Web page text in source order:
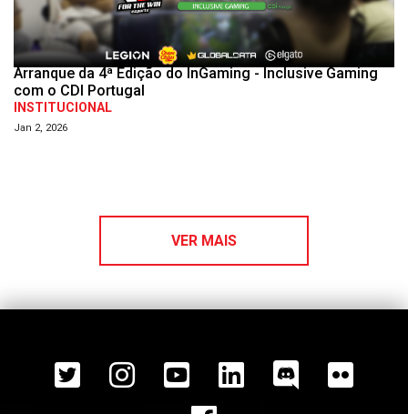
Arranque da 4ª Edição do InGaming - Inclusive Gaming
com o CDI Portugal
INSTITUCIONAL
Jan 2, 2026
VER MAIS